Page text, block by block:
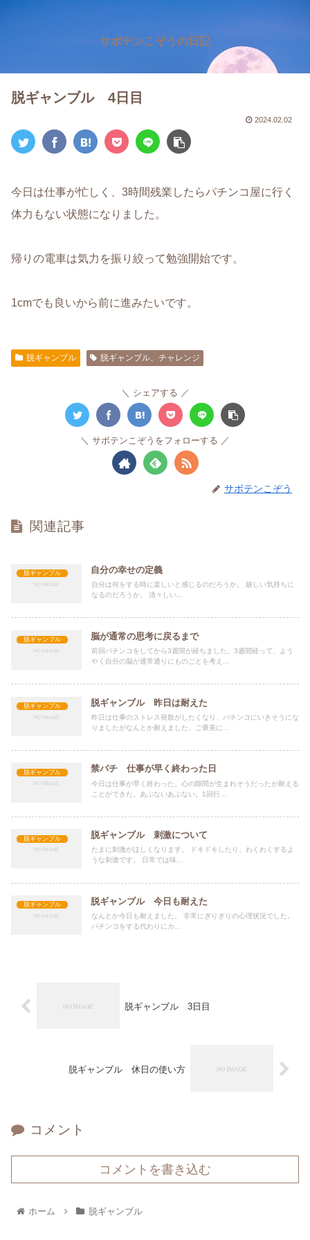
サボテンこぞうの日記
脱ギャンブル 4日目
2024.02.02
今日は仕事が忙しく、3時間残業したらパチンコ屋に行く
体力もない状態になりました。
帰りの電車は気力を振り絞って勉強開始です。
1cmでも良いから前に進みたいです。
脱ギャンブル 脱ギャンブル、チャレンジ
シェアする
サボテンこぞうをフォローする
サボテンこぞう
関連記事
脱ギャンブル 自分の幸せの定義
自分は何をする時に楽しいと感じるのだろうか。 嬉しい気持ちに
なるのだろうか。 清々しい...
脱ギャンブル 脳が通常の思考に戻るまで
前回パチンコをしてから3週間が経ちました。3週間経って、よう
やく自分の脳が通常通りにものごとを考え...
脱ギャンブル 脱ギャンブル 昨日は耐えた
昨日は仕事のストレス発散がしたくなり、パチンコにいきそうにな
りましたがなんとか耐えました。ご褒美に...
脱ギャンブル 禁パチ 仕事が早く終わった日
今日は仕事が早く終わった。心の隙間が生まれそうだったが耐える
ことができた。あぶないあぶない。1回行...
脱ギャンブル 脱ギャンブル 刺激について
たまに刺激がほしくなります。 ドキドキしたり、わくわくするよ
うな刺激です。 日常では味...
脱ギャンブル 脱ギャンブル 今日も耐えた
なんとか今日も耐えました。 非常にぎりぎりの心理状況でした。
パチンコをする代わりにカ...
脱ギャンブル 3日目
脱ギャンブル 休日の使い方
コメント
コメントを書き込む
ホーム 脱ギャンブル